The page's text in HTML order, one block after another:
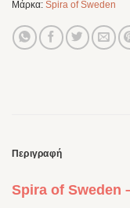
Μάρκα: Spira of Sweden
Περιγραφή
Spira of Sweden